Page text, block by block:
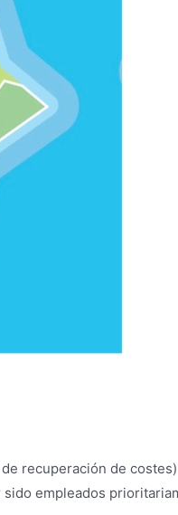
recuperación de
empleados